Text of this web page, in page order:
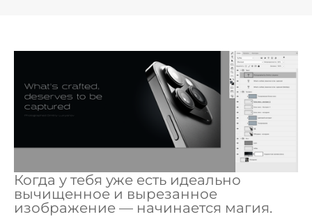
Когда у тебя уже есть идеально
вычищенное и вырезанное
изображение — начинается магия.